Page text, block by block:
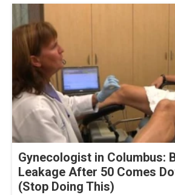
Gynecologist in Columbus:
Leakage After 50 Comes
(Stop Doing This)